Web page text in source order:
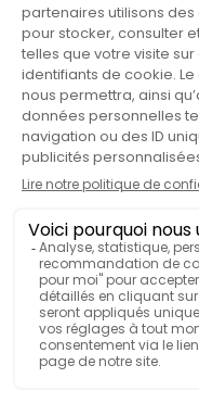
tra i 1000 e i 1200
spolpate,
villaggio, poi inviate
cooperativa per la
Malongo vi invita a
grani biologici ed
degustazione
subito tutta la
MARCHIO
GAMMA MALONGO
GAMMA MALONGO
QUANTITÀ DI CAFFÈ
VENDUTO IN
CERTIFICAZIONE